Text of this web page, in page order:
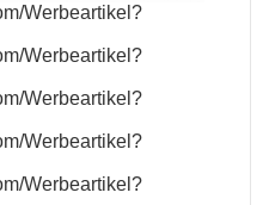
Werbeartikel?
Werbeartikel?
Werbeartikel?
Werbeartikel?
Werbeartikel?